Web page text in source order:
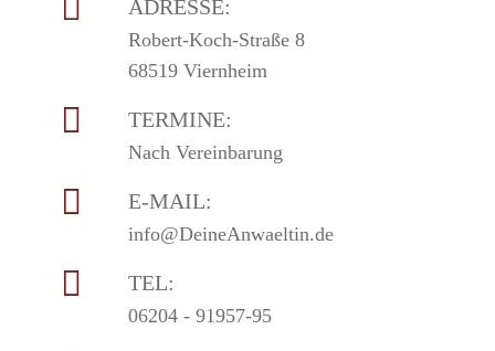
ADRESSE:
Robert-Koch-Straße 8
68519 Viernheim
TERMINE:
Nach Vereinbarung
E-MAIL:
info@DeineAnwaeltin.de
TEL:
06204 - 91957-95